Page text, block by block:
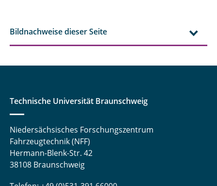
Bildnachweise dieser Seite
Technische Universität Braunschweig
Niedersächsisches Forschungszentrum
Fahrzeugtechnik (NFF)
Hermann-Blenk-Str. 42
38108 Braunschweig